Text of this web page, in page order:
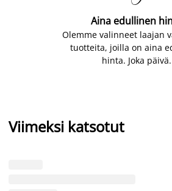
Aina edullinen
Olemme valinneet laajan
tuotteita, joilla on aina
hinta. Joka päivä.
Viimeksi katsotut